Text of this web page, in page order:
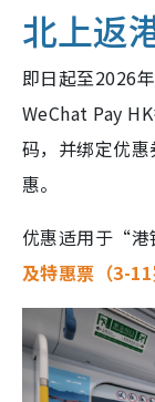
北上返
即日起至2026
WeChat Pay
码，并绑定优
惠。
优惠适用于“
及特惠票（3-11